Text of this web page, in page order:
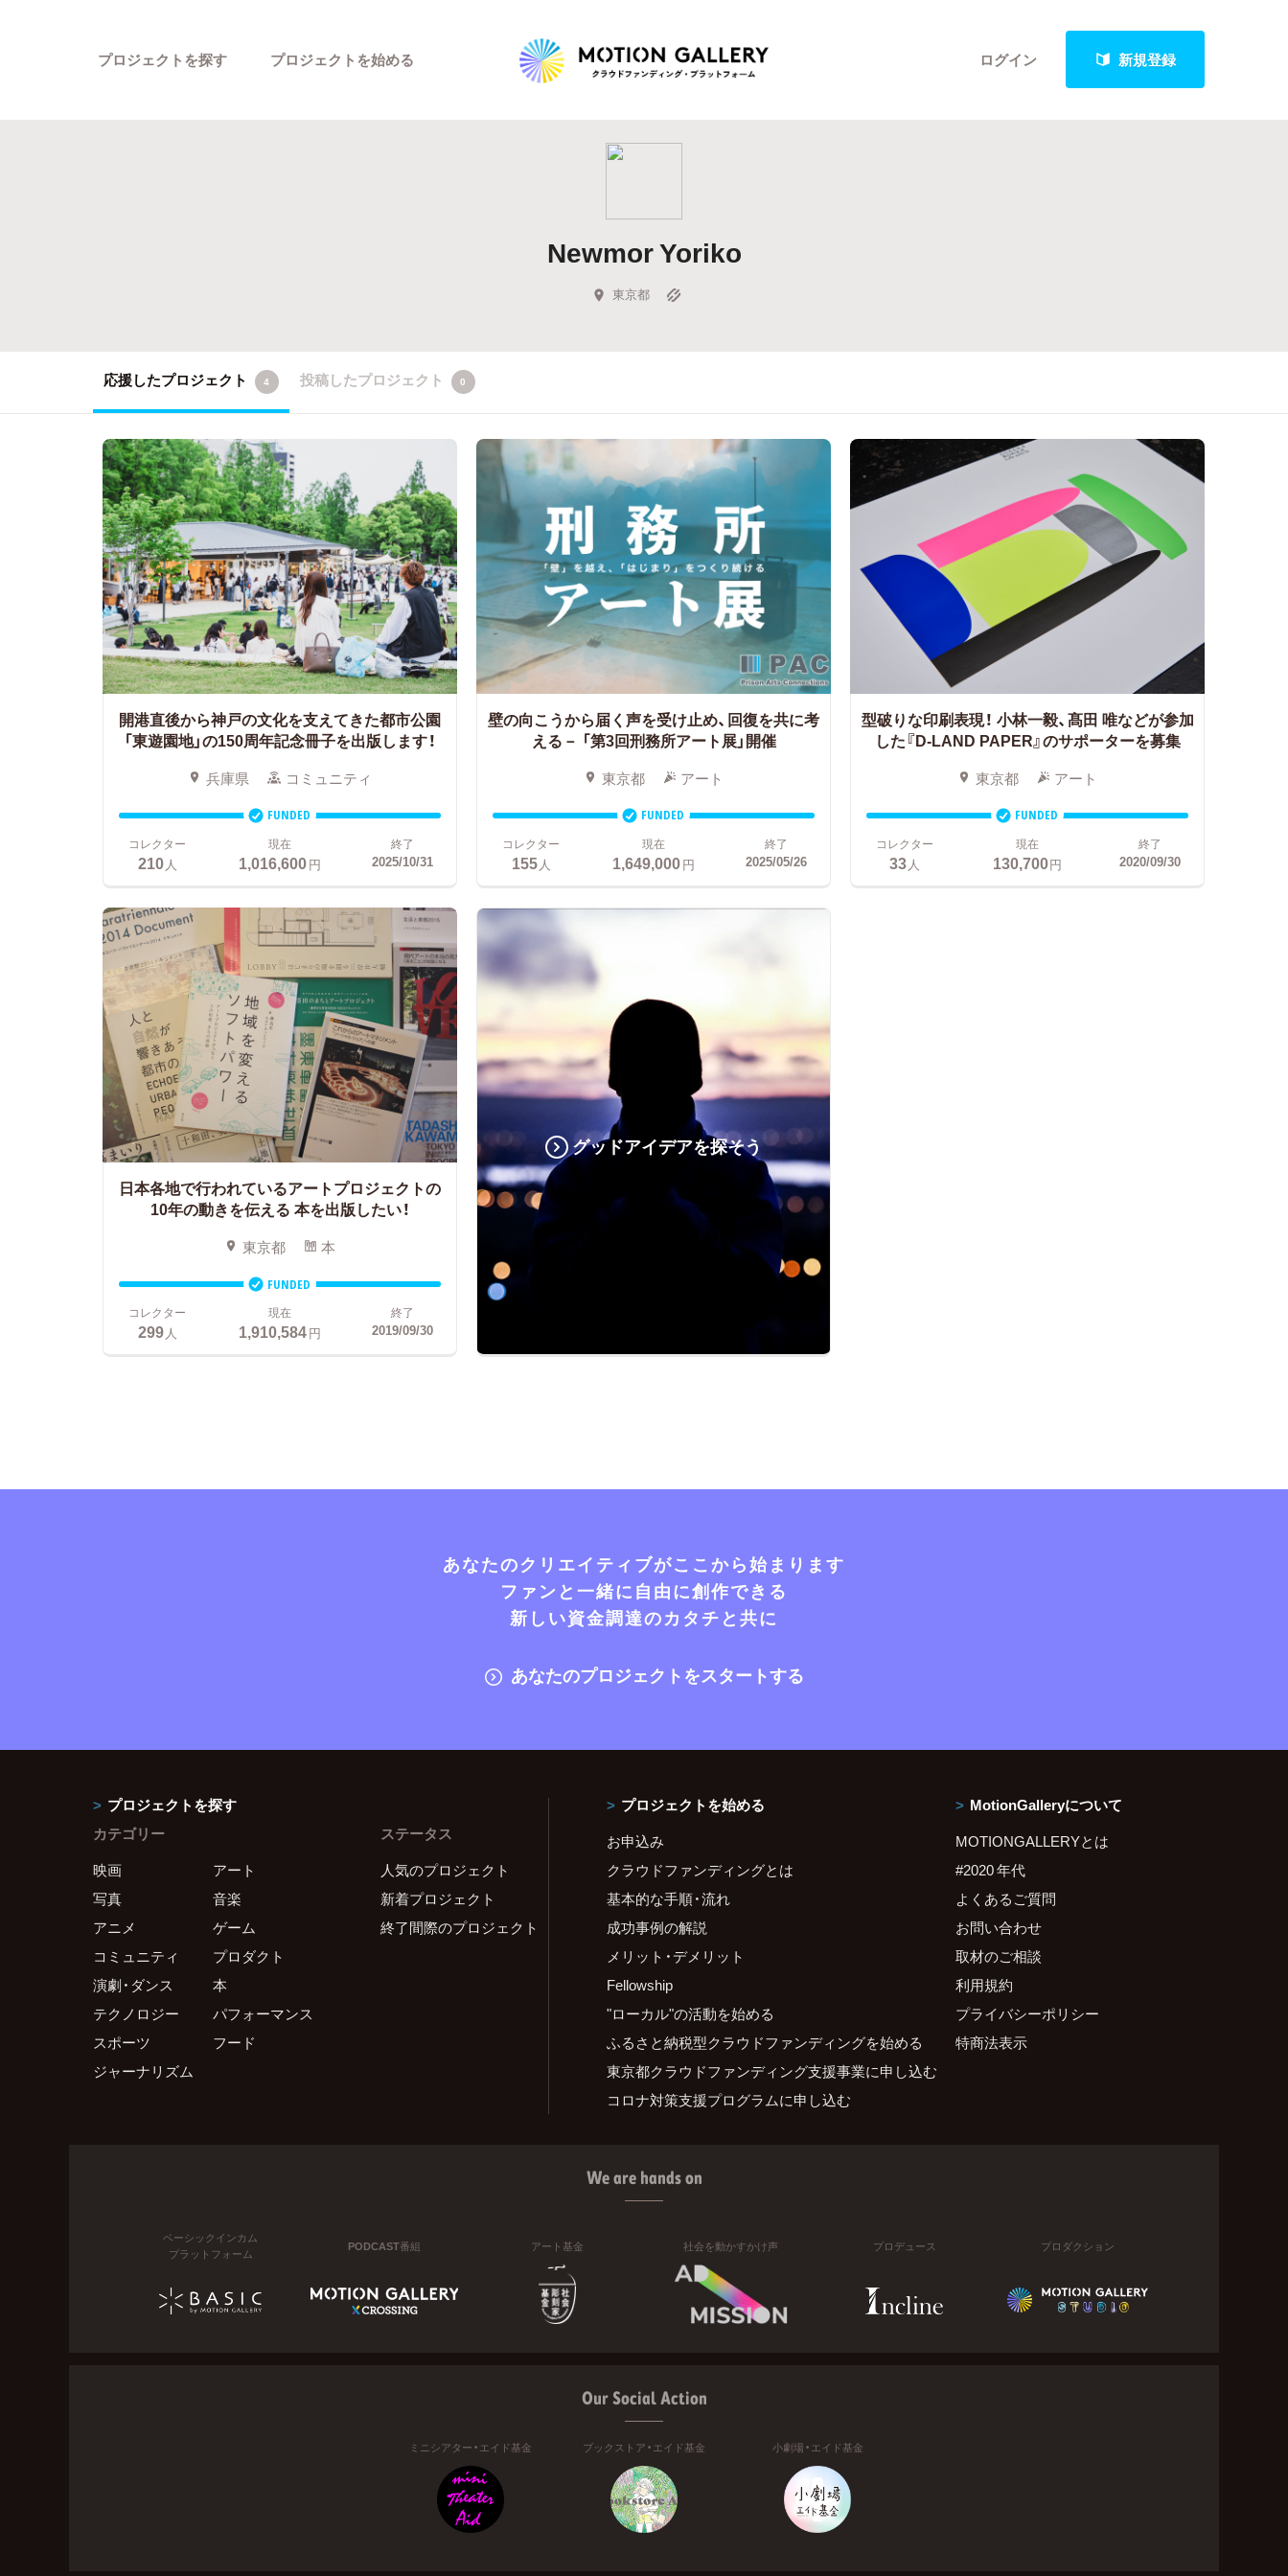
ログイン 新規登録
プロジェクトを探す
Highlight
Feature
キュレーターから探す
プロジェクトを始める
Newmor Yoriko
東京都
応援したプロジェクト 4 投稿したプロジェクト 0
開港直後から神戸の文化を支えてきた都市公園
「東遊園地」の150周年記念冊子を出版します！
兵庫県 コミュニティ
FUNDED
コレクター
210人
現在
1,016,600円
終了
2025/10/31
壁の向こうから届く声を受け止め、回復を共に考
える－ 「第3回刑務所アート展」開催
東京都 アート
FUNDED
コレクター
155人
現在
1,649,000円
終了
2025/05/26
型破りな印刷表現！ 小林一毅、髙田 唯などが参加
した『D-LAND PAPER』のサポーターを募集
東京都 アート
FUNDED
コレクター
33人
現在
130,700円
終了
2020/09/30
日本各地で行われているアートプロジェクトの
10年の動きを伝える 本を出版したい！
東京都 本
FUNDED
コレクター
299人
現在
1,910,584円
終了
2019/09/30
グッドアイデアを探そう
あなたのクリエイティブがここから始まります
ファンと一緒に自由に創作できる
新しい資金調達のカタチと共に
あなたのプロジェクトをスタートする
プロジェクトを探す
カテゴリー
映画
アート
写真
音楽
アニメ
ゲーム
コミュニティ
プロダクト
演劇・ダンス
本
テクノロジー
パフォーマンス
スポーツ
フード
ジャーナリズム
ステータス
人気のプロジェクト
新着プロジェクト
終了間際のプロジェクト
プロジェクトを始める
お申込み
クラウドファンディングとは
基本的な手順・流れ
成功事例の解説
メリット・デメリット
Fellowship
"ローカル"の活動を始める
ふるさと納税型クラウドファンディングを始める
東京都クラウドファンディング支援事業に申し込む
コロナ対策支援プログラムに申し込む
MotionGalleryについて
MOTIONGALLERYとは
#2020 年代
よくあるご質問
お問い合わせ
取材のご相談
利用規約
プライバシーポリシー
特商法表示
We are hands on
ベーシックインカム
プラットフォーム
PODCAST番組 アート基金 社会を動かすかけ声 プロデュース プロダクション
Our Social Action
ミニシアター・エイド基金 ブックストア・エイド基金 小劇場・エイド基金